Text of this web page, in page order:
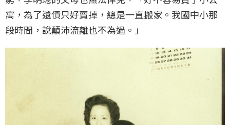
寓，為了還債只好賣掉，總是一直搬家。我國中小那
段時間，說顛沛流離也不為過。」